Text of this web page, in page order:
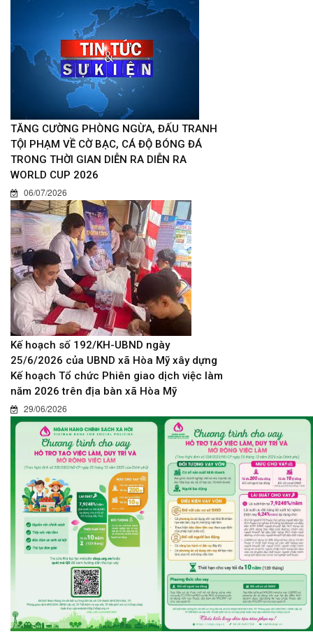
TĂNG CƯỜNG PHÒNG NGỪA, ĐẤU TRANH
TỘI PHẠM VỀ CỜ BẠC, CÁ ĐỘ BÓNG ĐÁ
TRONG THỜI GIAN DIỄN RA DIỄN RA
WORLD CUP 2026
06/07/2026
Kế hoạch số 192/KH-UBND ngày
25/6/2026 của UBND xã Hòa Mỹ xây dựng
Kế hoạch Tổ chức Phiên giao dịch việc làm
năm 2026 trên địa bàn xã Hòa Mỹ
29/06/2026